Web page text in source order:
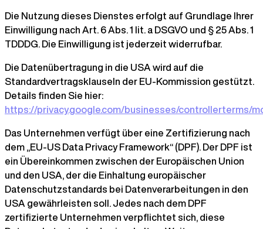
Die Nutzung dieses Dienstes erfolgt auf Grundlage Ihrer
Einwilligung nach Art. 6 Abs. 1 lit. a DSGVO und § 25 Abs. 1
TDDDG. Die Einwilligung ist jederzeit widerrufbar.
Die Datenübertragung in die USA wird auf die
Standardvertragsklauseln der EU-Kommission gestützt.
Details finden Sie hier:
https://privacy.google.com/businesses/controllerterms/
Das Unternehmen verfügt über eine Zertifizierung nach
dem „EU-US Data Privacy Framework“ (DPF). Der DPF ist
ein Übereinkommen zwischen der Europäischen Union
und den USA, der die Einhaltung europäischer
Datenschutzstandards bei Datenverarbeitungen in den
USA gewährleisten soll. Jedes nach dem DPF
zertifizierte Unternehmen verpflichtet sich, diese